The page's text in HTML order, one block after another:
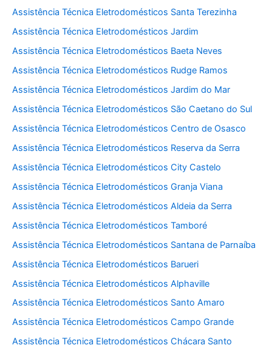
Assistência Técnica Eletrodomésticos Santa Terezinha
Assistência Técnica Eletrodomésticos Jardim
Assistência Técnica Eletrodomésticos Baeta Neves
Assistência Técnica Eletrodomésticos Rudge Ramos
Assistência Técnica Eletrodomésticos Jardim do Mar
Assistência Técnica Eletrodomésticos São Caetano do Sul
Assistência Técnica Eletrodomésticos Centro de Osasco
Assistência Técnica Eletrodomésticos Reserva da Serra
Assistência Técnica Eletrodomésticos City Castelo
Assistência Técnica Eletrodomésticos Granja Viana
Assistência Técnica Eletrodomésticos Aldeia da Serra
Assistência Técnica Eletrodomésticos Tamboré
Assistência Técnica Eletrodomésticos Santana de Parnaíba
Assistência Técnica Eletrodomésticos Barueri
Assistência Técnica Eletrodomésticos Alphaville
Assistência Técnica Eletrodomésticos Santo Amaro
Assistência Técnica Eletrodomésticos Campo Grande
Assistência Técnica Eletrodomésticos Chácara Santo